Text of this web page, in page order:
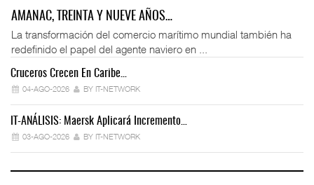
AMANAC, TREINTA Y NUEVE AÑOS…
La transformación del comercio marítimo mundial también ha
redefinido el papel del agente naviero en ...
Cruceros Crecen En Caribe…
04-AGO-2026 BY IT-NETWORK
IT-ANÁLISIS: Maersk Aplicará Incremento…
03-AGO-2026 BY IT-NETWORK